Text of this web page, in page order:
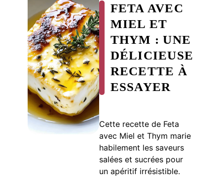
FETA AVEC
MIEL ET
THYM : UNE
DÉLICIEUSE
RECETTE À
ESSAYER
Cette recette de Feta
avec Miel et Thym marie
habilement les saveurs
salées et sucrées pour
un apéritif irrésistible.